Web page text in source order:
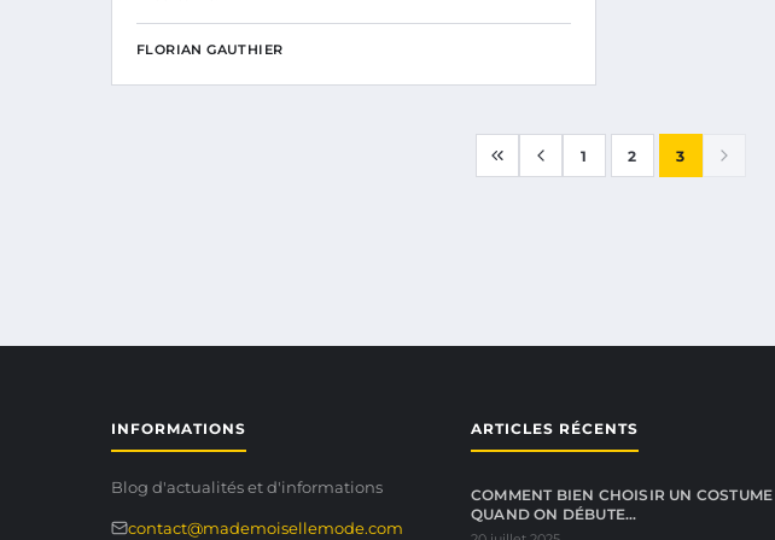
FLORIAN GAUTHIER
1 2 3
INFORMATIONS
Blog d'actualités et d'informations
contact@mademoisellemode.com
ARTICLES RÉCENTS
COMMENT BIEN CHOISIR UN COSTUME
QUAND ON DÉBUTE…